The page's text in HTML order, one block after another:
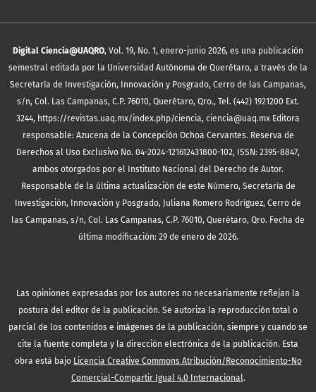
Digital Ciencia@UAQRO, Vol. 19, No. 1, enero-junio 2026, es una publicación
semestral editada por la Universidad Autónoma de Querétaro, a través de la
Secretaría de Investigación, Innovación y Posgrado, Cerro de las Campanas,
s/n, Col. Las Campanas, C.P. 76010, Querétaro, Qro., Tel. (442) 1921200 Ext.
3244, https://revistas.uaq.mx/index.php/ciencia, ciencia@uaq.mx Editora
responsable: Azucena de la Concepción Ochoa Cervantes. Reserva de
Derechos al Uso Exclusivo No. 04-2024-121612431800-102, ISSN: 2395-8847,
ambos otorgados por el Instituto Nacional del Derecho de Autor.
Responsable de la última actualización de este Número, Secretaría de
Investigación, Innovación y Posgrado, Juliana Romero Rodríguez, Cerro de
las Campanas, s/n, Col. Las Campanas, C.P. 76010, Querétaro, Qro. Fecha de
última modificación: 29 de enero de 2026.
Las opiniones expresadas por los autores no necesariamente reflejan la
postura del editor de la publicación. Se autoriza la reproducción total o
parcial de los contenidos e imágenes de la publicación, siempre y cuando se
cite la fuente completa y la dirección electrónica de la publicación. Esta
obra está bajo Licencia Creative Commons Atribución/Reconocimiento-No
Comercial-Compartir Igual 4.0 Internacional.